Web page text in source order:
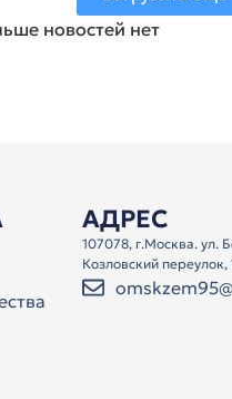
новостей нет
АДРЕС
107078, г.Москва. ул.
Козловский переулок,